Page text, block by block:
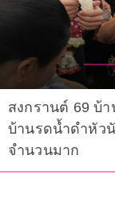
สงกรานต์​ 69 บ้
บ้านรดน้ำดำหัว
จำนวนมาก